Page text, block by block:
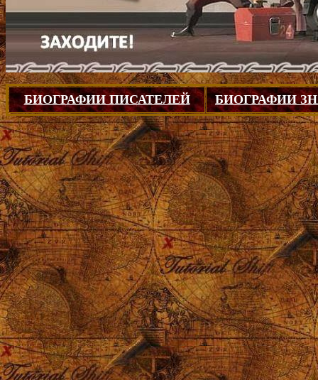
БИОГРАФИИ ПИСАТЕЛЕЙ БИОГРАФИИ